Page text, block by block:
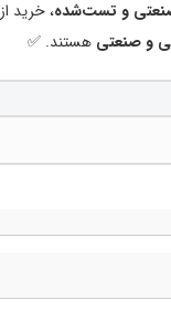
صنعتی و تست‌شده، خرید از
و صنعتی هستند. ✅